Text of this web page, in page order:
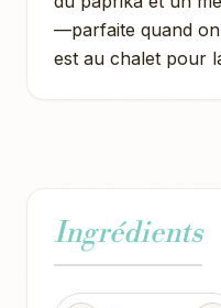
—parfaite quand on
est au chalet pour
Ingrédients